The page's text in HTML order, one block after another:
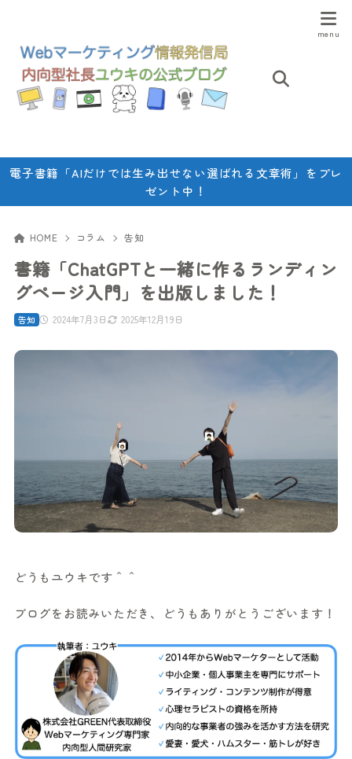
電子書籍「AIだけでは生み出せない選ばれる文章術」をプレ
ゼント中！
HOME コラム 告知
書籍「ChatGPTと一緒に作るランディン
グページ入門」を出版しました！
2024年7月3日 2025年12月19日
告知
どうもユウキです＾＾
ブログをお読みいただき、どうもありがとうございます！